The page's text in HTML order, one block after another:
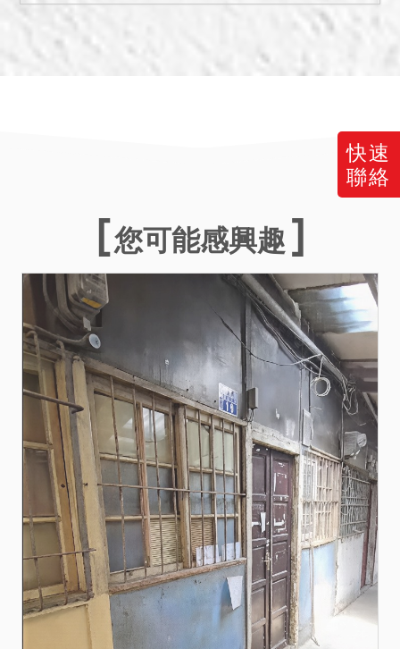
快速
聯絡
北區都市計畫第二種住宅
區，有關土地位置、地號或
都市計畫內容如經依法公告
四、不動產所設定之抵押權
五、編號2建物係增建部份，
未辦建物所有權第一次登
記，拍定人無法逕持權利移
轉證書辦理所有權登記；該
建物若經行政主管機關認定
係屬違章，拍定人應自行承
受被該機關請求拆除之危
險。此編號建物並有部分占
用鄰地即同段325-4地號土
地，其占用之法律關係由拍
定人自理。
您可能感興趣